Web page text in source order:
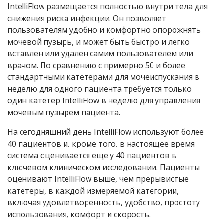
IntelliFlow размещается полностью внутри тела для
снижения риска инфекции. Он позволяет
пользователям удобно и комфортно опорожнять
мочевой пузырь, и может быть быстро и легко
вставлен или удален самим пользователем или
врачом. По сравнению с примерно 50 и более
стандартными катетерами для мочеиспускания в
неделю для одного пациента требуется только
один катетер IntelliFlow в неделю для управления
мочевым пузырем пациента.
На сегодняшний день IntelliFlow используют более
40 пациентов и, кроме того, в настоящее время
система оценивается еще у 40 пациентов в
ключевом клиническом исследовании. Пациенты
оценивают IntelliFlow выше, чем прерывистые
катетеры, в каждой измеряемой категории,
включая удовлетворенность, удобство, простоту
использования, комфорт и скорость.